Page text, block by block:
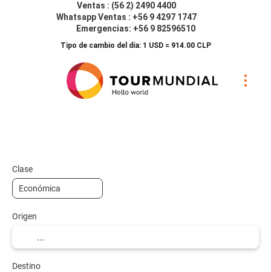
Ventas : (56 2) 2490 4400
Whatsapp Ventas : +56 9 4297 1747
Emergencias: +56 9 82596510
Tipo de cambio del día: 1 USD = 914.00 CLP
Clase
Origen
Destino